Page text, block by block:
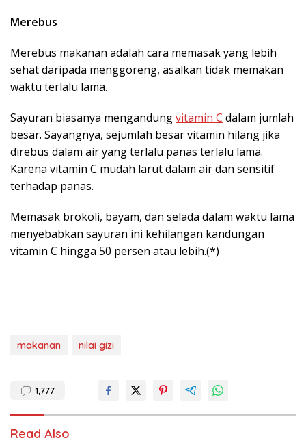
Merebus
Merebus makanan adalah cara memasak yang lebih
sehat daripada menggoreng, asalkan tidak memakan
waktu terlalu lama.
Sayuran biasanya mengandungvitamin C dalam jumlah
besar. Sayangnya, sejumlah besar vitamin hilang jika
direbus dalam air yang terlalu panas terlalu lama.
Karena vitamin C mudah larut dalam air dan sensitif
terhadap panas.
Memasak brokoli, bayam, dan selada dalam waktu lama
menyebabkan sayuran ini kehilangan kandungan
vitamin C hingga 50 persen atau lebih.(*)
makanan nilai gizi
1,777
Read Also